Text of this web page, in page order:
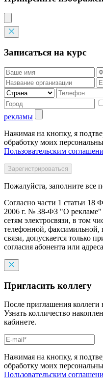
Записаться на курс
рекламы
Нажимая на кнопку, я
обработку моих
Пользовательским
Пожалуйста, заполните все
Согласно части 1 статьи 18
2006 г. № 38-ФЗ "О рекламе"
сетям электросвязи, в том
телефонной,
связи, допускается только
согласия абонента или
Пригласить коллегу
После приглашения коллеги
Узнать колличество
кабинете.
Нажимая на кнопку, я
обработку моих
Пользовательским